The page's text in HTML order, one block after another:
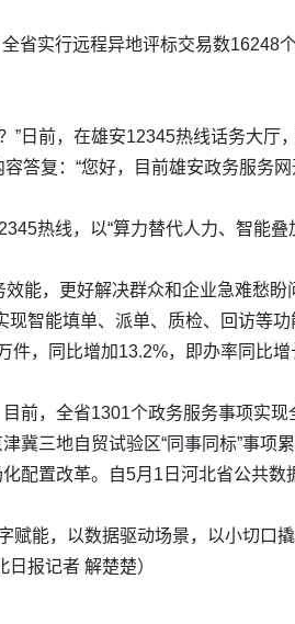
省实行远程异地评标交易数16248
”日前，在雄安12345热线话务大厅
答复：“您好，目前雄安政务服务
热线，以“算力替代人力、智能
能，更好解决群众和企业急难愁
智能填单、派单、质检、回访等功
，同比增加13.2%，即办率同比
前，全省1301个政务服务事项实现
冀三地自贸试验区“同事同标”事项
配置改革。自5月1日河北省公共
赋能，以数据驱动场景，以小切口
报记者 解楚楚）